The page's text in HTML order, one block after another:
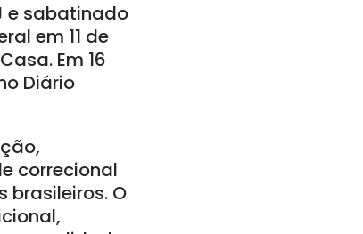
e sabatinado
em 11 de
Em 16
Diário
correcional
brasileiros. O